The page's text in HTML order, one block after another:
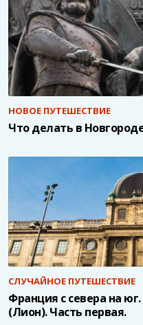
НОВОЕ ПУТЕШЕСТВИЕ
Что делать в
СЛУЧАЙНОЕ ПУТЕШЕСТВИЕ
Франция с севера на
(Лион). Часть первая.